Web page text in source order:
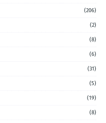
(206)
(2)
(8)
(6)
(31)
(5)
(19)
(8)